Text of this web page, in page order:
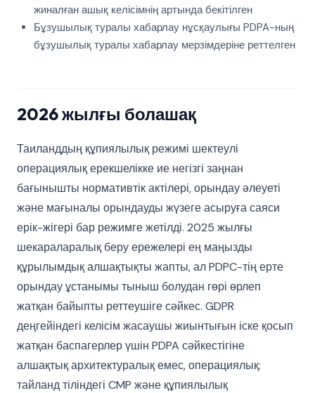
жиналған ашық келісімнің артында бекітілген
Бұзушылық туралы хабарлау нұсқаулығы PDPA-ның
бұзушылық туралы хабарлау мерзімдеріне реттелген
2026 жылғы болашақ
Таиланддың құпиялылық режимі шектеулі
операциялық ерекшелікке ие негізгі заңнан
бағынышты нормативтік актілері, орындау әлеуеті
және мағыналы орындауды жүзеге асыруға саяси
ерік-жігері бар режимге жетілді. 2025 жылғы
шекараларалық беру ережелері ең маңызды
құрылымдық алшақтықты жапты, ал PDPC-тің ерте
орындау ұстанымы тыныш болудан гөрі өрлеп
жатқан байыпты реттеушіге сәйкес. GDPR
деңгейіндегі келісім жасаушы жиынтығын іске қосып
жатқан баспагерлер үшін PDPA сәйкестігіне
алшақтық архитектуралық емес, операциялық:
тайланд тіліндегі CMP және құпиялылық